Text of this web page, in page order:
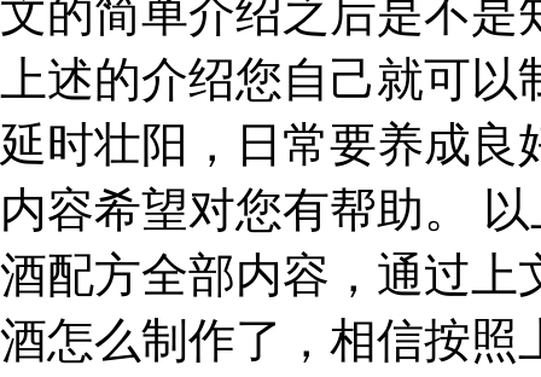
文的简单介绍之后是不是
上述的介绍您自己就可
延时壮阳，日常要养成良
内容希望对您有帮助。
酒配方全部内容，通过上
酒怎么制作了，相信按照